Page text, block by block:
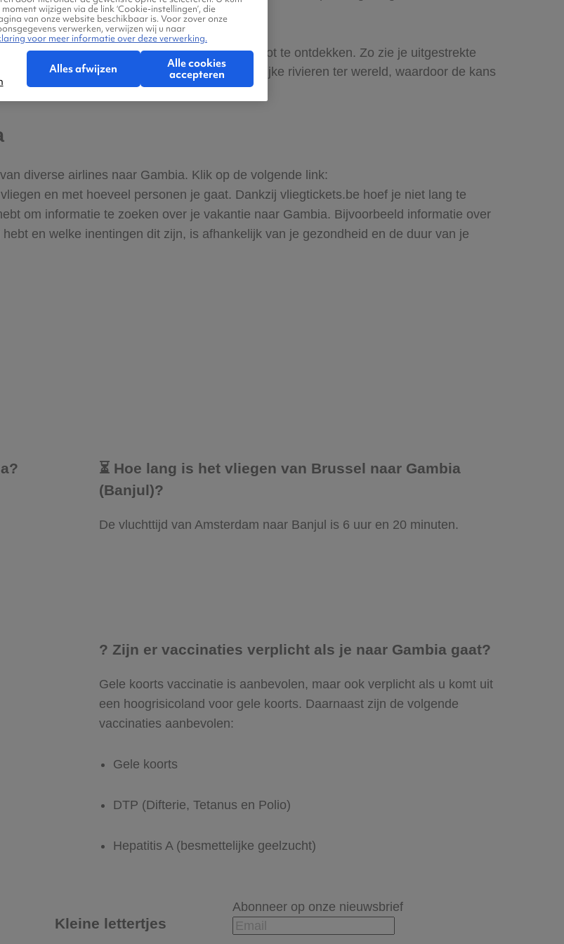
vakantie is het mogelijk om Gambia per boot te ontdekken. Zo zie je uitgestrekte
afstand. De rivier is één van de meest visrijke rivieren ter wereld, waardoor de kans
ziet zwemmen of springen.
diverse airlines naar Gambia. Klik op de volgende link:
en met hoeveel personen je gaat. Dankzij vliegtickets.be hoef je niet lang te
om informatie te zoeken over je vakantie naar Gambia. Bijvoorbeeld informatie over
en welke inentingen dit zijn, is afhankelijk van je gezondheid en de duur van je
⏳ Hoe lang is het vliegen van Brussel naar Gambia
(Banjul)?
De vluchttijd van Amsterdam naar Banjul is 6 uur en 20 minuten.
? Zijn er vaccinaties verplicht als je naar Gambia gaat?
Gele koorts vaccinatie is aanbevolen, maar ook verplicht als u komt uit
een hoogrisicoland voor gele koorts. Daarnaast zijn de volgende
vaccinaties aanbevolen:
Gele koorts
DTP (Difterie, Tetanus en Polio)
Hepatitis A (besmettelijke geelzucht)
Kleine lettertjes
Abonneer op onze nieuwsbrief
wijzigen via de link ‘Cookie-instellingen’, die
van onze website beschikbaar is. Voor zover onze
verwerken, verwijzen wij u naar
voor meer informatie over deze verwerking.
Alles afwijzen
Alle cookies
accepteren